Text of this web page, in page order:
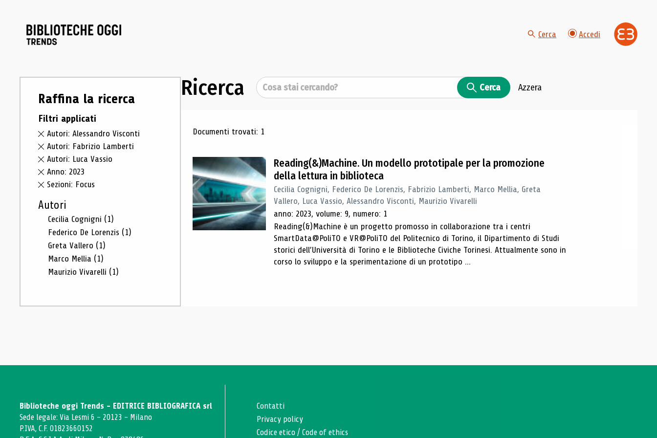
Cerca Accedi
Raffina la ricerca
Filtri applicati
Autori: Alessandro Visconti
Autori: Fabrizio Lamberti
Autori: Luca Vassio
Anno: 2023
Sezioni: Focus
Autori
Cecilia Cognigni (1)
Federico De Lorenzis (1)
Greta Vallero (1)
Marco Mellia (1)
Maurizio Vivarelli (1)
Ricerca Cerca Cerca Azzera
Risultati di ricerca
Documenti trovati: 1
Reading(&)Machine. Un modello prototipale per la promozione
della lettura in biblioteca
Cecilia Cognigni, Federico De Lorenzis, Fabrizio Lamberti, Marco Mellia, Greta
Vallero, Luca Vassio, Alessandro Visconti, Maurizio Vivarelli
anno: 2023, volume: 9, numero: 1
Reading(&)Machine è un progetto promosso in collaborazione tra i centri
SmartData@PoliTO e VR@PoliTO del Politecnico di Torino, il Dipartimento di Studi
storici dell’Università di Torino e le Biblioteche Civiche Torinesi. Attualmente sono in
corso lo sviluppo e la sperimentazione di un prototipo ...
Biblioteche oggi Trends - EDITRICE BIBLIOGRAFICA srl
Sede legale: Via Lesmi 6 - 20123 - Milano
P.IVA, C.F. 01823660152
Contatti
Privacy policy
Codice etico /Code of ethics